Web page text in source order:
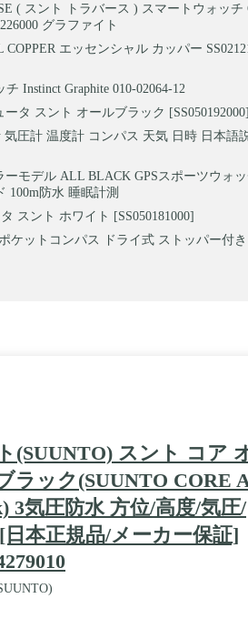
( スント トラバース ) スマートウォッチ
グラファイト
エッセンシャル カッパー
Instinct Graphite 010-02064-12
タ スント オールブラック [SS050192000]
圧計 温度計 コンパス 天気 日時 日本語
ーモデル ALL BLACK GPSスポーツウォ
100m防水 睡眠計測
スント ホワイト [SS050181000]
ケットコンパス ドライ式 ストッパー付
(SUUNTO) スント コア
ラック(SUUNTO CORE
3気圧防水 方位/高度/気圧/
日本正規品/メーカー保証]